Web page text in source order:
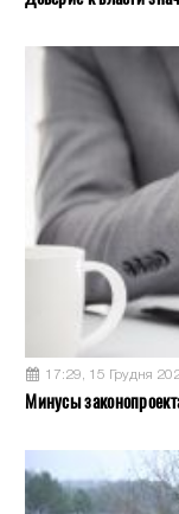
17:29, 15 Грудня
Минусы